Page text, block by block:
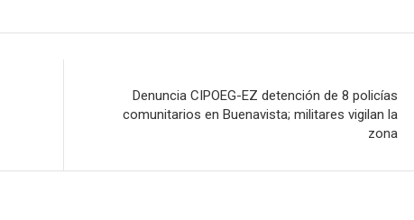
Denuncia CIPOEG-EZ detención de 8 policías
comunitarios en Buenavista; militares vigilan la
zona